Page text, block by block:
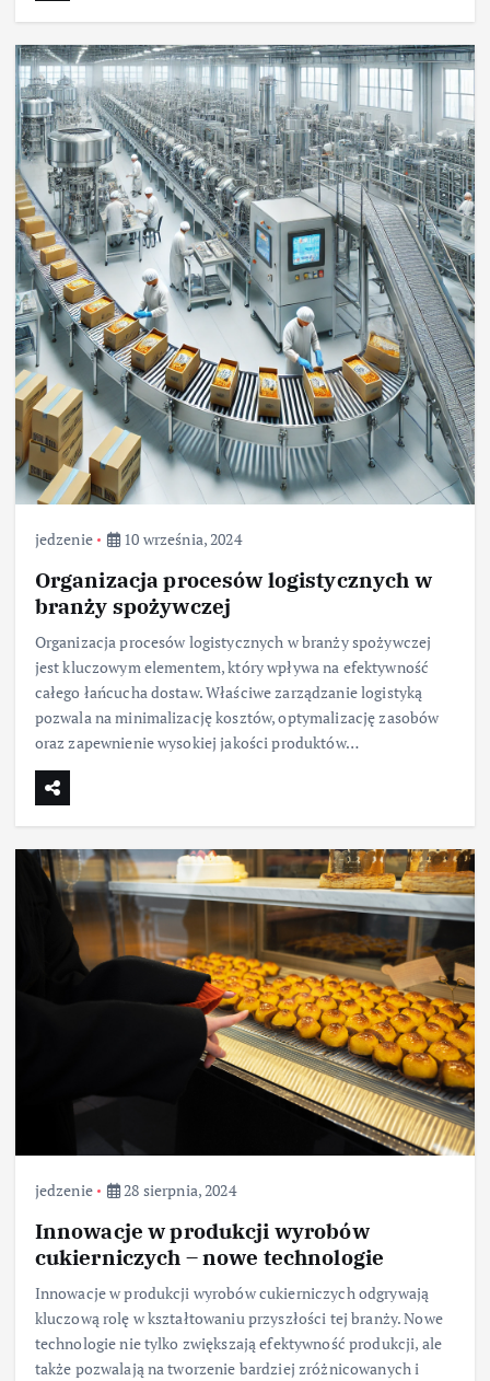
jedzenie 10 września, 2024
Organizacja procesów logistycznych w
branży spożywczej
Organizacja procesów logistycznych w branży spożywczej
jest kluczowym elementem, który wpływa na efektywność
całego łańcucha dostaw. Właściwe zarządzanie logistyką
pozwala na minimalizację kosztów, optymalizację zasobów
oraz zapewnienie wysokiej jakości produktów…
jedzenie 28 sierpnia, 2024
Innowacje w produkcji wyrobów
cukierniczych – nowe technologie
Innowacje w produkcji wyrobów cukierniczych odgrywają
kluczową rolę w kształtowaniu przyszłości tej branży. Nowe
technologie nie tylko zwiększają efektywność produkcji, ale
także pozwalają na tworzenie bardziej zróżnicowanych i